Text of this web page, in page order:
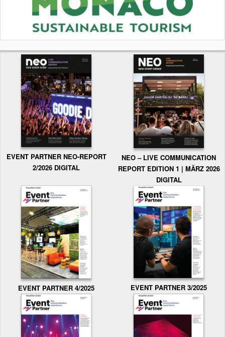
EVENT PARTNER NEO-REPORT
2/2026 DIGITAL
NEO – LIVE COMMUNICATION
REPORT EDITION 1 | MÄRZ 2026
DIGITAL
EVENT PARTNER 4/2025 EVENT PARTNER 3/2025